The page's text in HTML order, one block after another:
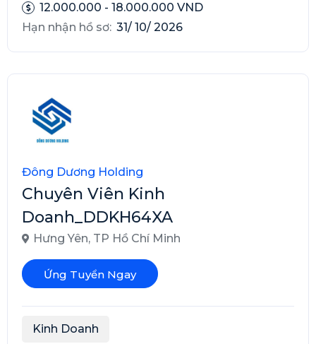
12.000.000 - 18.000.000 VND
Hạn nhận hồ sơ: 31/ 10/ 2026
Đông Dương Holding
Chuyên Viên Kinh
Doanh_DDKH64XA
Hưng Yên, TP Hồ Chí Minh
Ứng Tuyển Ngay
Kinh Doanh